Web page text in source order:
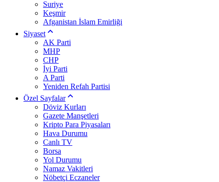
Suriye
Keşmir
Afganistan İslam Emirliği
Siyaset
AK Parti
MHP
CHP
İyi Parti
A Parti
Yeniden Refah Partisi
Özel Sayfalar
Döviz Kurları
Gazete Manşetleri
Kripto Para Piyasaları
Hava Durumu
Canlı TV
Borsa
Yol Durumu
Namaz Vakitleri
Nöbetçi Eczaneler